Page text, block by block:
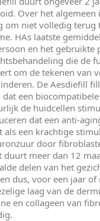
Over het algemeen
om niet volledig terug
HAs laatste
en het gebruikte
die de
om de tekenen van
De Aesdiefill
dat een
de huidcellen
dat een anti-
als een krachtige
door
duurt meer dan 12
delen van het
dus, voor een jaar
laag van de
en collageen van